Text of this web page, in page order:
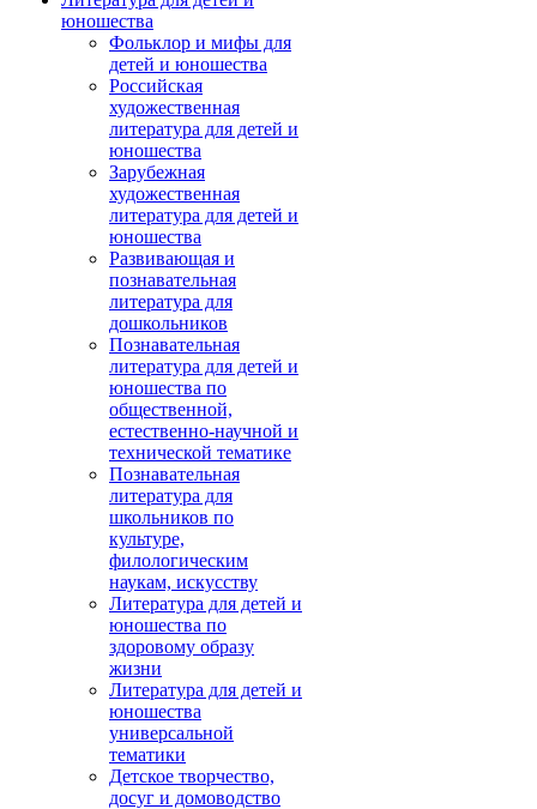
юношества
Фольклор и мифы для
детей и юношества
Российская
художественная
литература для детей и
юношества
Зарубежная
художественная
литература для детей и
юношества
Развивающая и
познавательная
литература для
дошкольников
Познавательная
литература для детей и
юношества по
общественной,
естественно-научной и
технической тематике
Познавательная
литература для
школьников по
культуре,
филологическим
наукам, искусству
Литература для детей и
юношества по
здоровому образу
жизни
Литература для детей и
юношества
универсальной
тематики
Детское творчество,
досуг и домоводство